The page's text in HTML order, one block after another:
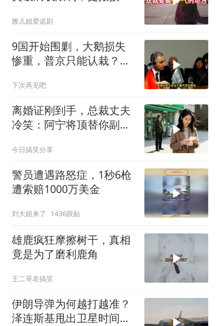
雅儿姐爱追剧
9国开始围剿，大鹅损失
惨重，普京只能认栽？俄
下次再见吧
离婚证刚到手，总裁丈夫
冷笑：阿宁将顶替你副总
今日搞笑分享
警员遭遇路怒症，1秒6枪
遭索赔1000万美金
刘大姐来了 1436跟贴
雄鹿疯狂摩擦树干，真相
竟是为了磨利鹿角
王二哥老搞笑
伊朗导弹为何越打越准？
泽连斯基甩出卫星时间